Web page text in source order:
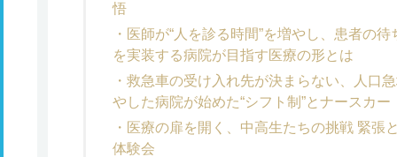
悟
医師が“人を診る時間”を増やし、患者の
を実装する病院が目指す医療の形とは
救急車の受け入れ先が決まらない、人口
やした病院が始めた“シフト制”とナースカー
医療の扉を開く、中高生たちの挑戦 緊張
体験会